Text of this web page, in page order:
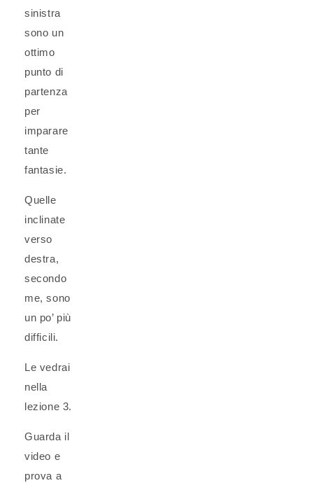
sinistra
sono un
ottimo
punto di
partenza
per
imparare
tante
fantasie.
Quelle
inclinate
verso
destra,
secondo
me, sono
un po’ più
difficili.
Le vedrai
nella
lezione 3.
Guarda il
video e
prova a